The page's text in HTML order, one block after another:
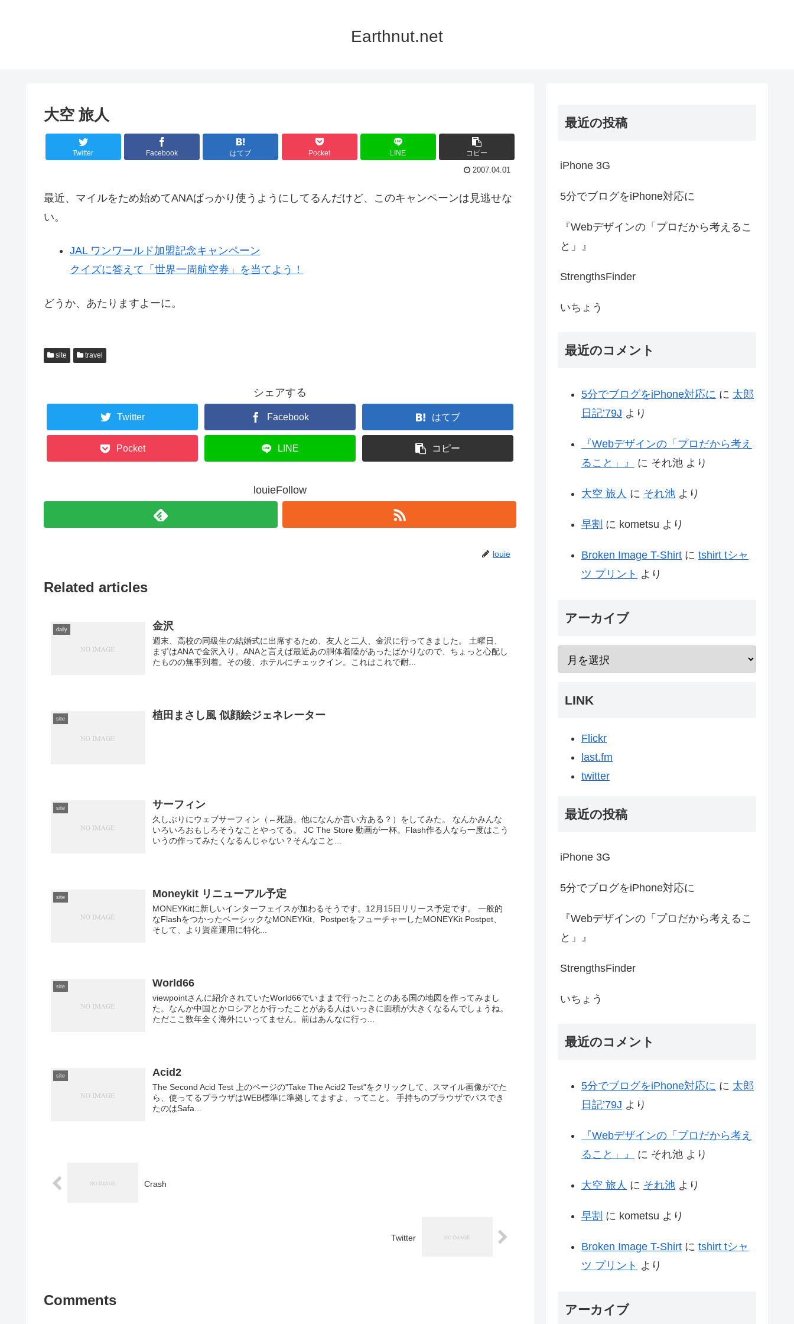
Earthnut.net
大空 旅人
Twitter Facebook はてブ Pocket LINE コピー
2007.04.01
最近、マイルをため始めてANAばっかり使うようにしてるんだけど、このキャンペーンは見逃せな
い。
JAL ワンワールド加盟記念キャンペーン
クイズに答えて「世界一周航空券」を当てよう！
どうか、あたりますよーに。
site travel
シェアする
Twitter Facebook はてブ
Pocket LINE コピー
louieFollow
louie
Related articles
daily 金沢
週末、高校の同級生の結婚式に出席するため、友人と二人、金沢に行ってきました。 土曜日、
まずはANAで金沢入り。ANAと言えば最近あの胴体着陸があったばかりなので、ちょっと心配し
たものの無事到着。その後、ホテルにチェックイン。これはこれで耐...
site 植田まさし風 似顔絵ジェネレーター
site サーフィン
久しぶりにウェブサーフィン（←死語。他になんか言い方ある？）をしてみた。 なんかみんな
いろいろおもしろそうなことやってる。 JC The Store 動画が一杯。Flash作る人なら一度はこう
いうの作ってみたくなるんじゃない？そんなこと...
site Moneykit リニューアル予定
MONEYKitに新しいインターフェイスが加わるそうです。12月15日リリース予定です。 一般的
なFlashをつかったベーシックなMONEYKit、PostpetをフューチャーしたMONEYKit Postpet、
そして、より資産運用に特化...
site World66
viewpointさんに紹介されていたWorld66でいままで行ったことのある国の地図を作ってみまし
た。なんか中国とかロシアとか行ったことがある人はいっきに面積が大きくなるんでしょうね。
ただここ数年全く海外にいってません。前はあんなに行っ...
site Acid2
The Second Acid Test 上のページの"Take The Acid2 Test"をクリックして、スマイル画像がでた
ら、使ってるブラウザはWEB標準に準拠してますよ、ってこと。 手持ちのブラウザでパスでき
たのはSafa...
Crash
Twitter
Comments
最近の投稿
iPhone 3G
5分でブログをiPhone対応に
『Webデザインの「プロだから考えるこ
と」』
StrengthsFinder
いちょう
最近のコメント
5分でブログをiPhone対応に に 太郎
日記’79J より
『Webデザインの「プロだから考え
ること」』
に それ池 より
大空 旅人 に それ池 より
早割 に kometsu より
Broken Image T-Shirt に tshirt tシャ
ツ プリント より
アーカイブ
LINK
Flickr
last.fm
twitter
最近の投稿
iPhone 3G
5分でブログをiPhone対応に
『Webデザインの「プロだから考えるこ
と」』
StrengthsFinder
いちょう
最近のコメント
5分でブログをiPhone対応に に 太郎
日記’79J より
『Webデザインの「プロだから考え
ること」』
に それ池 より
大空 旅人 に それ池 より
早割 に kometsu より
Broken Image T-Shirt に tshirt tシャ
ツ プリント より
アーカイブ